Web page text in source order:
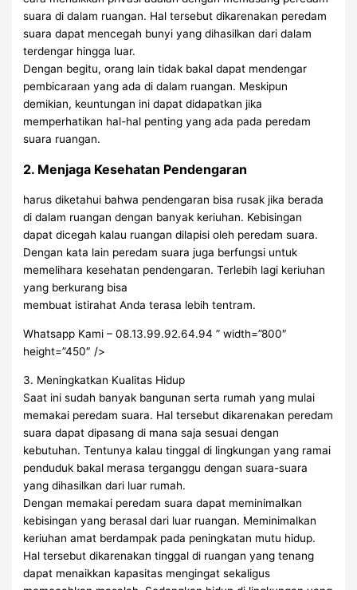
suara di dalam ruangan. Hal tersebut dikarenakan peredam
suara dapat mencegah bunyi yang dihasilkan dari dalam
terdengar hingga luar.
Dengan begitu, orang lain tidak bakal dapat mendengar
pembicaraan yang ada di dalam ruangan. Meskipun
demikian, keuntungan ini dapat didapatkan jika
memperhatikan hal-hal penting yang ada pada peredam
suara ruangan.
2. Menjaga Kesehatan Pendengaran
harus diketahui bahwa pendengaran bisa rusak jika berada
di dalam ruangan dengan banyak keriuhan. Kebisingan
dapat dicegah kalau ruangan dilapisi oleh peredam suara.
Dengan kata lain peredam suara juga berfungsi untuk
memelihara kesehatan pendengaran. Terlebih lagi keriuhan
yang berkurang bisa
membuat istirahat Anda terasa lebih tentram.
Whatsapp Kami – 08.13.99.92.64.94 ” width=”800″
height=”450″ />
3. Meningkatkan Kualitas Hidup
Saat ini sudah banyak bangunan serta rumah yang mulai
memakai peredam suara. Hal tersebut dikarenakan peredam
suara dapat dipasang di mana saja sesuai dengan
kebutuhan. Tentunya kalau tinggal di lingkungan yang ramai
penduduk bakal merasa terganggu dengan suara-suara
yang dihasilkan dari luar rumah.
Dengan memakai peredam suara dapat meminimalkan
kebisingan yang berasal dari luar ruangan. Meminimalkan
keriuhan amat berdampak pada peningkatan mutu hidup.
Hal tersebut dikarenakan tinggal di ruangan yang tenang
dapat menaikkan kapasitas mengingat sekaligus